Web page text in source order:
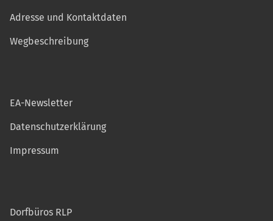
Adresse und Kontaktdaten
Wegbeschreibung
EA-Newsletter
Datenschutzerklärung
Impressum
Dorfbüros RLP